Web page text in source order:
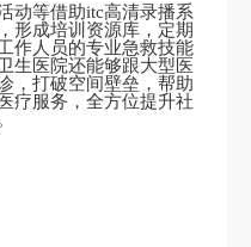
动等借助itc高清录播系
形成培训资源库，定期
作人员的专业急救技能
生医院还能够跟大型医
，打破空间壁垒，帮助
疗服务，全方位提升社